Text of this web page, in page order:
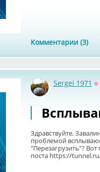
Комментарии (3)
Sergei 1971
Здравствуйте,
проблемой
"Перезагрузить"?
поста https://